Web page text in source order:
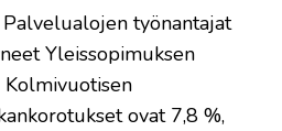
työnantajat
Yleissopimuksen
ovat 7,8 %,